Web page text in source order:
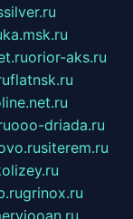
orior-aks.ru
flatnsk.ru
ooo-driada.ru
siterem.ru
grinox.ru